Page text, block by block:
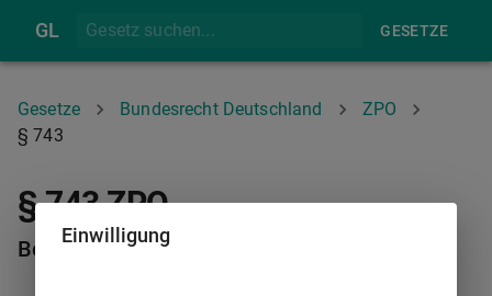
GL GESETZE
Gesetze Bundesrecht Deutschland
ZPO
§ 743
§ 743 ZPO
Beendete Gütergemeinschaft
Einwilligung